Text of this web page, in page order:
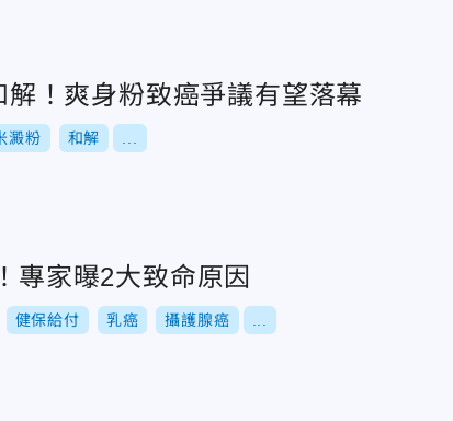
！爽身粉致癌爭議有望落幕
澱粉 和解
專家曝2大致命原因
健保給付 乳癌 攝護腺癌